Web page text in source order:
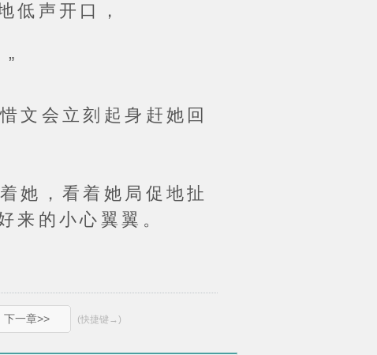
低声开口，
会立刻起身赶她回
，看着她局促地扯
来的小心翼翼。
下一章>> (快捷键→)